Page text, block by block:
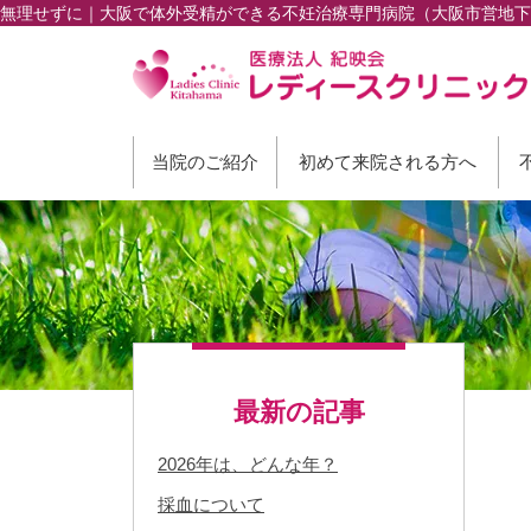
無理せずに｜大阪で体外受精ができる不妊治療専門病院（大阪市営地
当院のご紹介 初めて来院される方へ
最新の記事
2026年は、どんな年？
採血について